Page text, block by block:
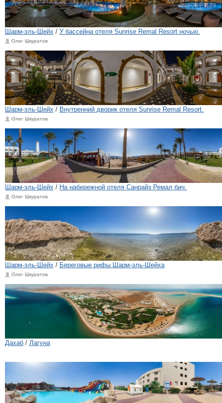
Шарм-эль-Шейх / У бассейна отеля Sunrise Remal Resort ночью.
Олег Шкуратов
Шарм-эль-Шейх / Внутренний дворик отеля Sunrise Remal Resort.
Олег Шкуратов
Шарм-эль-Шейх / На набережной отеля Санрайз Ремал бич.
Олег Шкуратов
Шарм-эль-Шейх / Береговые рифы Шарм-эль-Шейха
Олег Шкуратов
Дахаб / Лагуна